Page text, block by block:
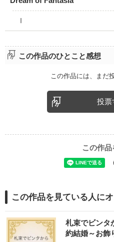
Ⅰ
この作品のひとこと感想
この作品には、まだ
投票
この作
この作品を見ている人に
札束でビンタ
約結婚～お飾